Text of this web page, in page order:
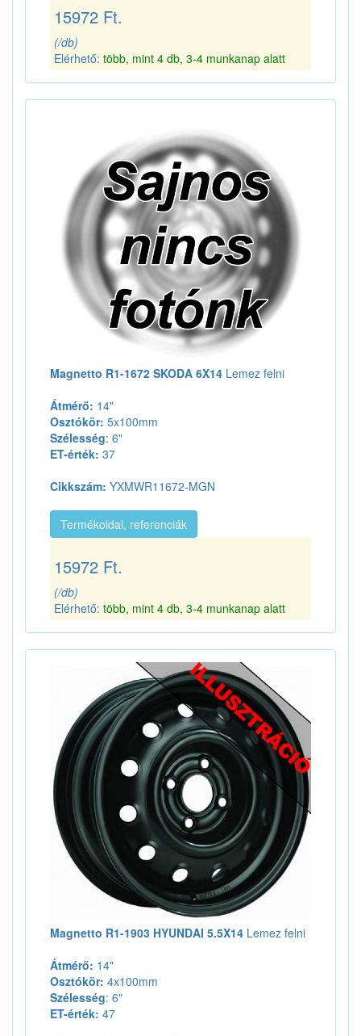
15972 Ft.
(/db)
Elérhető: több, mint 4 db, 3-4 munkanap alatt
Magnetto R1-1672 SKODA 6X14 Lemez felni
Átmérő: 14"
Osztókör: 5x100mm
Szélesség: 6"
ET-érték: 37
Cikkszám: YXMWR11672-MGN
Termékoldal, referenciák
15972 Ft.
(/db)
Elérhető: több, mint 4 db, 3-4 munkanap alatt
Magnetto R1-1903 HYUNDAI 5.5X14 Lemez felni
Átmérő: 14"
Osztókör: 4x100mm
Szélesség: 6"
ET-érték: 47